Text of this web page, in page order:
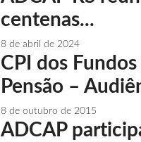
centenas...
8 de abril de 2024
CPI dos Fundos
Pensão –
8 de outubro de 2015
ADCAP